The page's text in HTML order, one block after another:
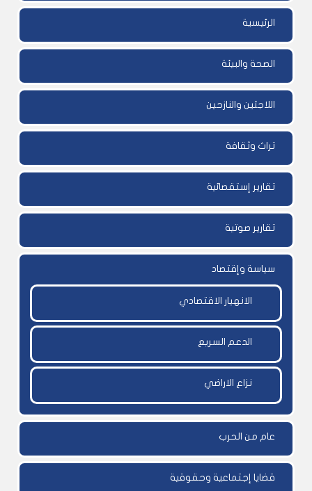
الرئيسية
الصحة والبيئة
اللاجئين والنازحين
تراث وثقافة
تقارير إستقصائية
تقارير صوتية
سياسة وإقتصاد
الانهيار الاقتصادي
الدعم السريع
نزاع الاراضي
عام من الحرب
قضايا إجتماعية وحقوقية